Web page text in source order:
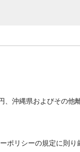
沖縄県およびその
リシーの規定に則り